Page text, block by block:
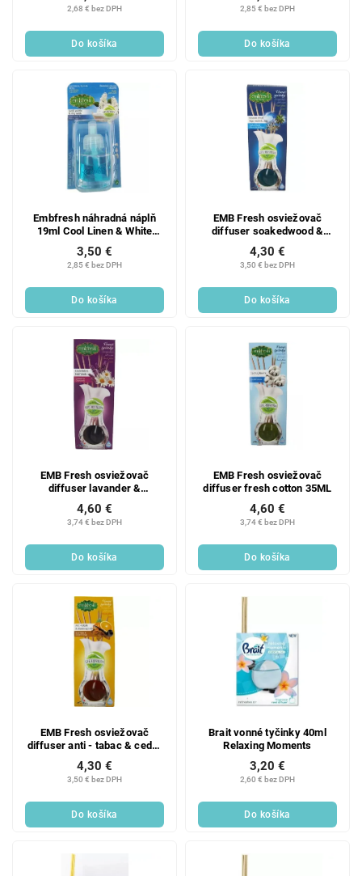
2,68 € bez DPH
Do košíka
2,85 € bez DPH
Do košíka
Embfresh náhradná náplň
19ml Cool Linen & White
Lilac
2,85 € bez DPH
3,50 €
Do košíka
EMB Fresh osviežovač
diffuser soakedwood &
warm - waves 35ML
3,50 € bez DPH
4,30 €
Do košíka
EMB Fresh osviežovač
diffuser lavander &
chamomile 35ML
3,74 € bez DPH
4,60 €
Do košíka
EMB Fresh osviežovač
diffuser fresh cotton 35ML
3,74 € bez DPH
4,60 €
Do košíka
EMB Fresh osviežovač
diffuser anti - tabac & cedar
orange 35ML
3,50 € bez DPH
4,30 €
Do košíka
Brait vonné tyčinky 40ml
Relaxing Moments
2,60 € bez DPH
3,20 €
Do košíka